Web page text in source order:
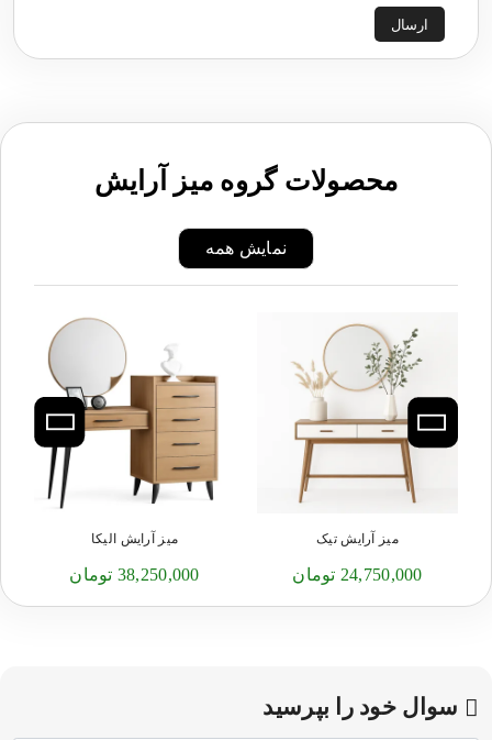
ارسال
محصولات گروه میز آرایش
نمایش همه
میز آرایش تیک
24,750,000 تومان
میز آرایش الیکا
38,250,000 تومان
سوال خود را بپرسید